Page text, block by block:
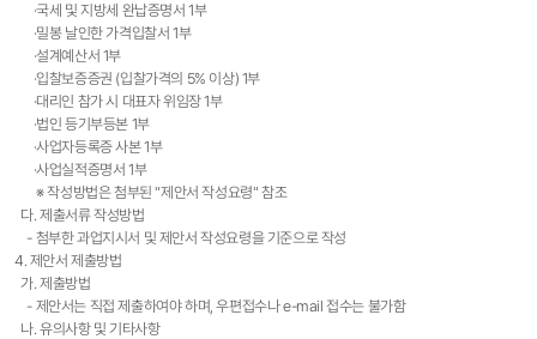
·국세 및 지방세 완납증명서 1부
·밀봉 날인한 가격입찰서 1부
·설계예산서 1부
·입찰보증증권 (입찰가격의 5% 이상) 1부
·대리인 참가 시 대표자 위임장 1부
·법인 등기부등본 1부
·사업자등록증 사본 1부
·사업실적증명서 1부
※ 작성방법은 첨부된 "제안서 작성요령" 참조
다. 제출서류 작성방법
- 첨부한 과업지시서 및 제안서 작성요령을 기준으로 작성
4. 제안서 제출방법
가. 제출방법
- 제안서는 직접 제출하여야 하며, 우편접수나 e-mail 접수는 불가함
나. 유의사항 및 기타사항